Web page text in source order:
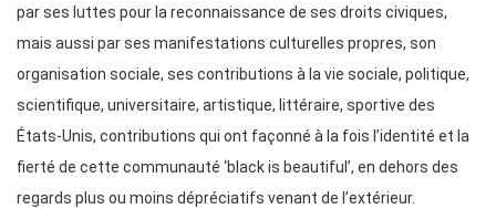
par ses luttes pour la reconnaissance de ses droits civiques,
mais aussi par ses manifestations culturelles propres, son
organisation sociale, ses contributions à la vie sociale, politique,
scientifique, universitaire, artistique, littéraire, sportive des
États-Unis, contributions qui ont façonné à la fois l’identité et la
fierté de cette communauté ‘black is beautiful’, en dehors des
regards plus ou moins dépréciatifs venant de l’extérieur.